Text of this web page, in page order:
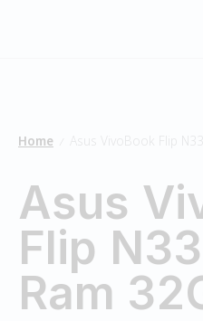
Home Asus VivoBook Flip
Asus
Flip
Ram